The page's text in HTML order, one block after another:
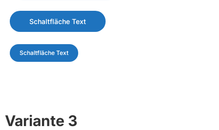
Schaltfläche Text
Schaltfläche Text
Variante 3